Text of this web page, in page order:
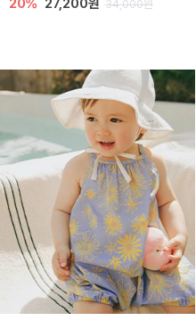
20% 27,200원 34,000원